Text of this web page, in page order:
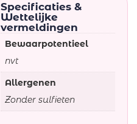
Specificaties &
Wettelijke
vermeldingen
Bewaarpotentieel
nvt
Allergenen
Zonder sulfieten